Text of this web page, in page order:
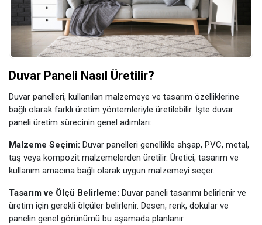
Duvar Paneli Nasıl Üretilir?
Duvar panelleri, kullanılan malzemeye ve tasarım özelliklerine
bağlı olarak farklı üretim yöntemleriyle üretilebilir. İşte duvar
paneli üretim sürecinin genel adımları:
Malzeme Seçimi: Duvar panelleri genellikle ahşap, PVC, metal,
taş veya kompozit malzemelerden üretilir. Üretici, tasarım ve
kullanım amacına bağlı olarak uygun malzemeyi seçer.
Tasarım ve Ölçü Belirleme: Duvar paneli tasarımı belirlenir ve
üretim için gerekli ölçüler belirlenir. Desen, renk, dokular ve
panelin genel görünümü bu aşamada planlanır.